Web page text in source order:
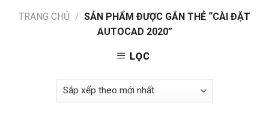
TRANG CHỦ / SẢN PHẨM ĐƯỢC GẮN THẺ “CÀI ĐẶT
AUTOCAD 2020”
LỌC